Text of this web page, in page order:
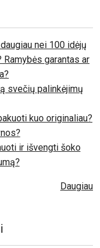
nei 100 idėjų
garantas ar
svečių palinkėjimų
kuo originaliau?
ir išvengti šoko
Daugiau